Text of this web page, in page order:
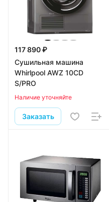
117 890 ₽
Сушильная машина
Whirlpool AWZ 10CD
S/PRO
Наличие уточняйте
Заказать